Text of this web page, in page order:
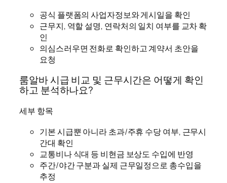
공식 플랫폼의 사업자정보와 게시일을 확인
근무지, 역할 설명, 연락처의 일치 여부를 교차 확
인
의심스러우면 전화로 확인하고 계약서 초안을
요청
룸알바 시급 비교 및 근무시간은 어떻게 확인
하고 분석하나요?
세부 항목
기본 시급뿐 아니라 초과/주휴 수당 여부, 근무시
간대 확인
교통비나 식대 등 비현금 보상도 수입에 반영
주간/야간 구분과 실제 근무일정으로 총수입을
추정